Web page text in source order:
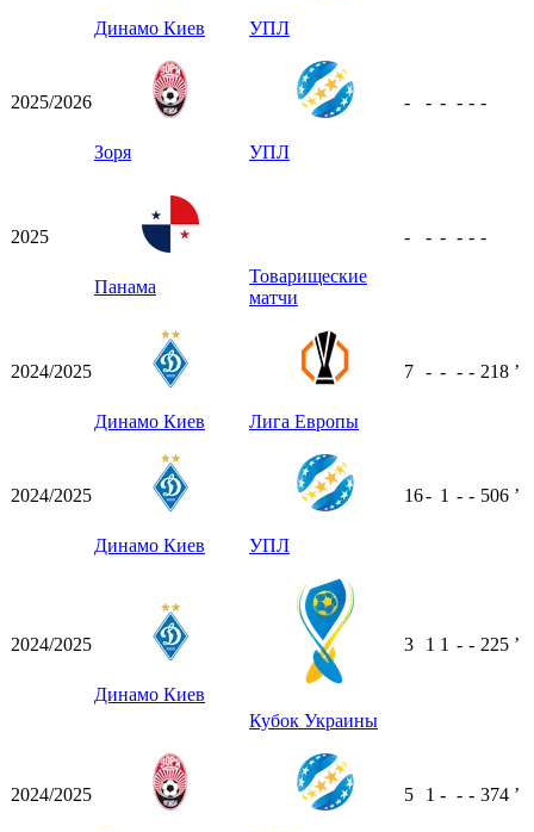
Динамо Киев УПЛ
2025/2026
Зоря УПЛ
- - - - - -
2025
Панама
Товарищеские
матчи
- - - - - -
2024/2025
Динамо Киев Лига Европы
7 - - - - 218 ʼ
2024/2025
Динамо Киев УПЛ
16- 1 - - 506 ʼ
2024/2025
Динамо Киев
Кубок Украины
3 1 1 - - 225 ʼ
2024/2025 5 1 - - - 374 ʼ